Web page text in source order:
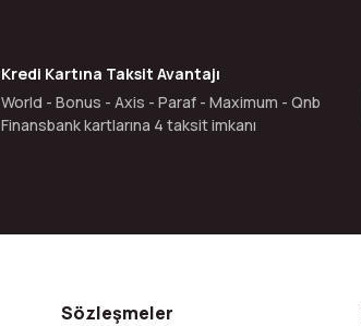
Kredi Kartına Taksit Avantajı
World - Bonus - Axis - Paraf - Maximum - Qnb
Finansbank kartlarına 4 taksit imkanı
Sözleşmeler